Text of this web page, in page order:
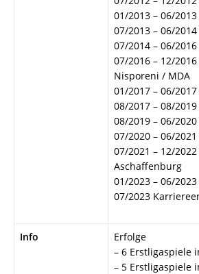
01/2013 – 06/
07/2013 – 06/
07/2014 – 06/
07/2016 – 12/2016
Nisporeni / MDA
01/2017 – 06/
08/2017 – 08/
08/2019 – 06/
07/2020 – 06/
07/2021 – 12/
Aschaffenburg
01/2023 – 06/
07/2023
Info
Erfolge
– 6 Erstligaspiele
– 5 Erstligaspiele